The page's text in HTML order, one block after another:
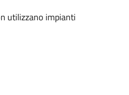
utilizzano impianti